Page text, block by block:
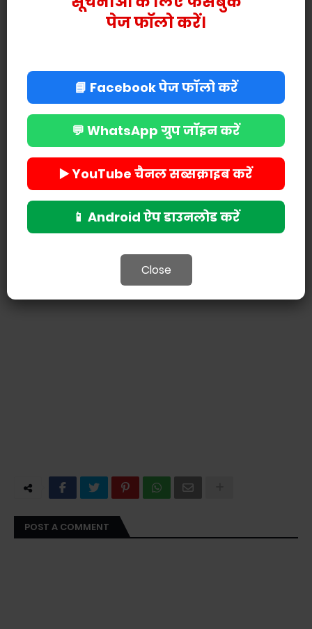
POST A COMMENT
पेज फॉलो करें।
📘 Facebook पेज फॉलो करें
💬 WhatsApp ग्रुप जॉइन करें
▶️ YouTube चैनल सब्सक्राइब करें
📱 Android ऐप डाउनलोड करें
Close